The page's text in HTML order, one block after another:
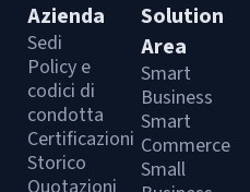
Azienda
Sedi
Policy e
codici di
condotta
Certificazioni
Storico
Solution
Area
Smart
Business
Smart
Commerce
Small